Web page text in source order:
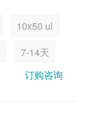
10x50 ul
7-14天
订购咨询